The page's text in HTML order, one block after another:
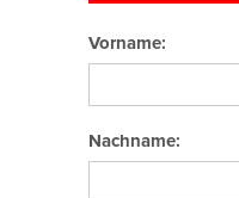
Vorname:
Nachname: